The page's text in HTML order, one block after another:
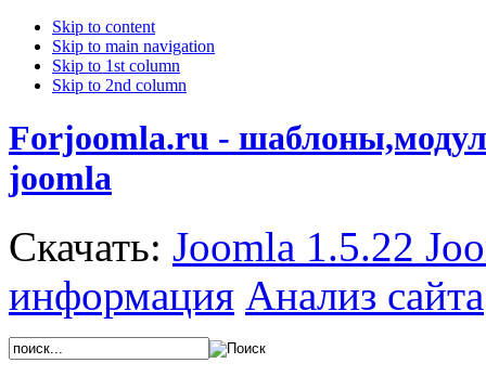
Skip to content
Skip to main navigation
Skip to 1st column
Skip to 2nd column
Forjoomla.ru -
joomla
Скачать: Joomla 1.5.22
информация Анализ сайта